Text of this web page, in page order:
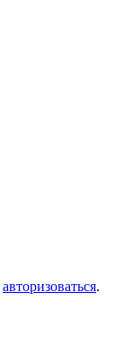
авторизоваться.